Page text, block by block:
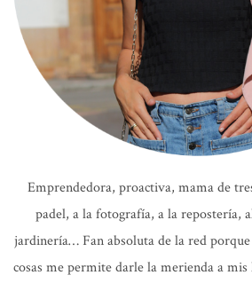
Emprendedora, proactiva, mama de
padel, a la fotografía, a la repostería,
jardinería… Fan absoluta de la red
cosas me permite darle la merienda a